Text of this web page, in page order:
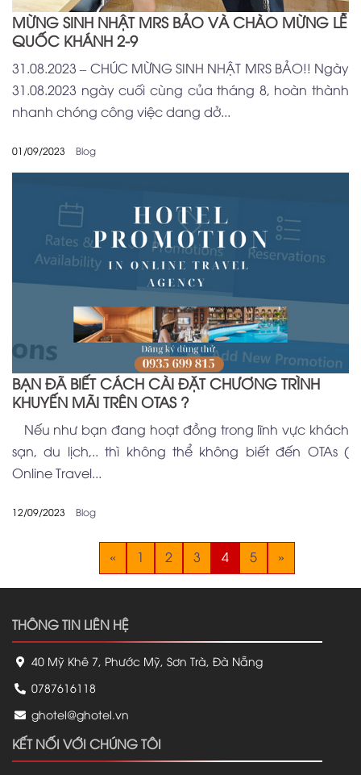
MỪNG SINH NHẬT MRS BẢO VÀ CHÀO MỪNG LỄ
QUỐC KHÁNH 2-9
31.08.2023 – CHÚC MỪNG SINH NHẬT MRS BẢO!! Ngày
31.08.2023 ngày cuối cùng của tháng 8, hoàn thành
nhanh chóng công việc dang dở...
01/09/2023 Blog
BẠN ĐÃ BIẾT CÁCH CÀI ĐẶT CHƯƠNG TRÌNH
KHUYẾN MÃI TRÊN OTAS ?
Nếu như bạn đang hoạt đồng trong lĩnh vực khách
sạn, du lịch,.. thì không thể không biết đến OTAs (
Online Travel...
12/09/2023 Blog
« 1 2 3 4 5 »
THÔNG TIN LIÊN HỆ
40 Mỹ Khê 7, Phước Mỹ, Sơn Trà, Đà Nẵng
0787616118
ghotel@ghotel.vn
KẾT NỐI VỚI CHÚNG TÔI